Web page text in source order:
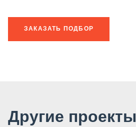
ЗАКАЗАТЬ ПОДБОР
Другие проекты